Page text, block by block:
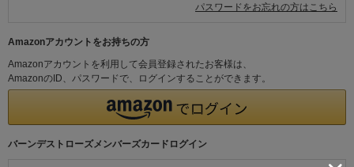
パスワードをお忘れの方はこちら
Amazonアカウントをお持ちの方
Amazonアカウントを利用して会員登録されたお客様は、
AmazonのID、パスワードで、ログインすることができます。
バーンデストローズメンバーズカードログイン